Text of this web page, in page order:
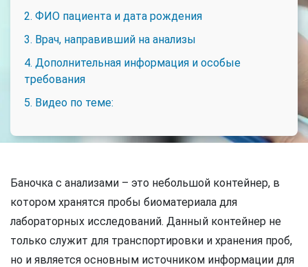
2. ФИО пациента и дата рождения
3. Врач, направивший на анализы
4. Дополнительная информация и особые
требования
5. Видео по теме:
Баночка с анализами – это небольшой контейнер, в
котором хранятся пробы биоматериала для
лабораторных исследований. Данный контейнер не
только служит для транспортировки и хранения проб,
но и является основным источником информации для